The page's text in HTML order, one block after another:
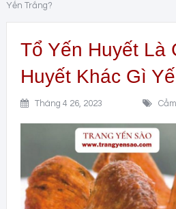
Yến Trắng?
Tổ Yến Huyết Là
Huyết Khác Gì
Tháng 4 26, 2023